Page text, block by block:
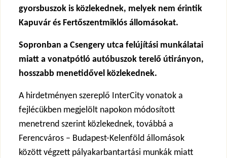
gyorsbuszok is közlekednek, melyek nem érintik
Kapuvár és Fertőszentmiklós állomásokat.
Sopronban a Csengery utca felújítási munkálatai
miatt a vonatpótló autóbuszok terelő útirányon,
hosszabb menetidővel közlekednek.
A hirdetményen szereplő InterCity vonatok a
fejlécükben megjelölt napokon módosított
menetrend szerint közlekednek, továbbá a
Ferencváros – Budapest-Kelenföld állomások
között végzett pályakarbantartási munkák miatt